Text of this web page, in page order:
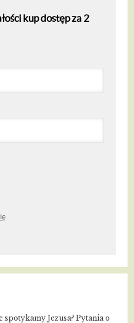
kup dostęp za 2
spotykamy Jezusa? Pytania o